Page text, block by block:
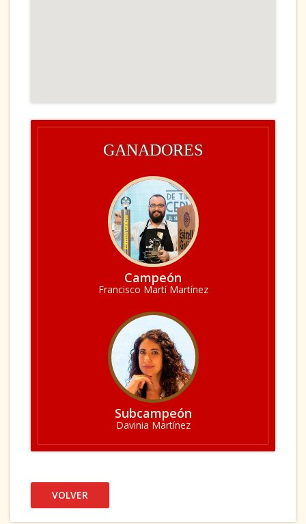
GANADORES
Campeón
Francisco Martí Martínez
Subcampeón
Davinia Martínez
VOLVER